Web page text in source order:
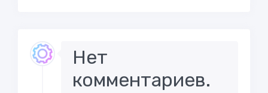
Нет
комментариев.